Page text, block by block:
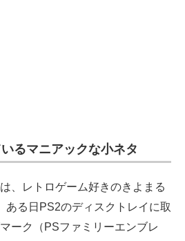
るマニアックな小ネタ
、レトロゲーム好きのきよまる
ある日PS2のディスクトレイに取
ーク（PSファミリーエンブレ